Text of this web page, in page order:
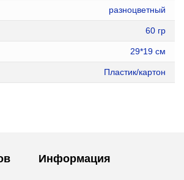
разноцветный
60 гр
29*19 см
Пластик/картон
Информация